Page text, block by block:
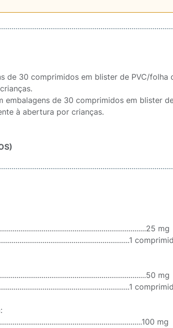
de 30 comprimidos em blister de PVC/folha
de 30 comprimidos em blister
à abertura por crianças.
mg
mg
mg